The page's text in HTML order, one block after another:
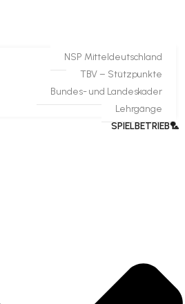
NSP Mitteldeutschland
TBV – Stützpunkte
Bundes- und Landeskader
Lehrgänge
SPIELBETRIEB🏸